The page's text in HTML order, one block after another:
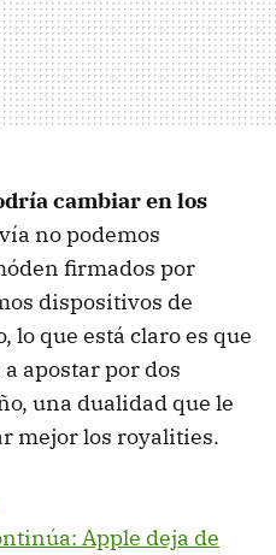
cambiar en los
no podemos
firmados por
dispositivos de
lo que está claro es que
apostar por dos
una dualidad que le
mejor los royalities.
Apple deja de